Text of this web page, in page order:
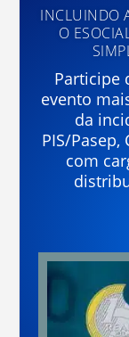
INCLUINDO
O
Participe
evento
da
PIS/Pasep,
com